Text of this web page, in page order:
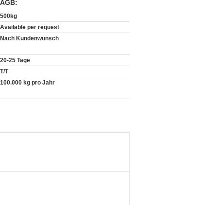
500kg
Available per request
Nach Kundenwunsch
20-25 Tage
T/T
100.000 kg pro Jahr